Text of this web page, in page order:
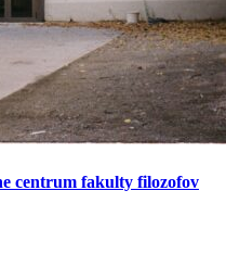
centrum fakulty filozofov